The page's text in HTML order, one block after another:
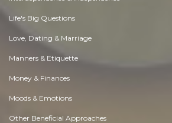
Life's Big Questions
Love, Dating & Marriage
Manners & Etiquette
Money & Finances
Moods & Emotions
Other Beneficial Approaches